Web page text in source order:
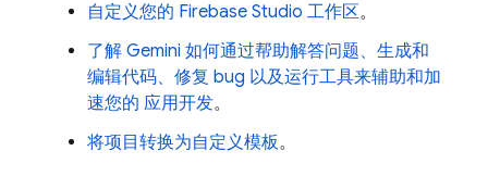
自定义您的 Firebase Studio 工作区。
了解 Gemini 如何通过帮助解答问题、生成和
编辑代码、修复 bug 以及运行工具来辅助和加
速您的 应用开发。
将项目转换为自定义模板。